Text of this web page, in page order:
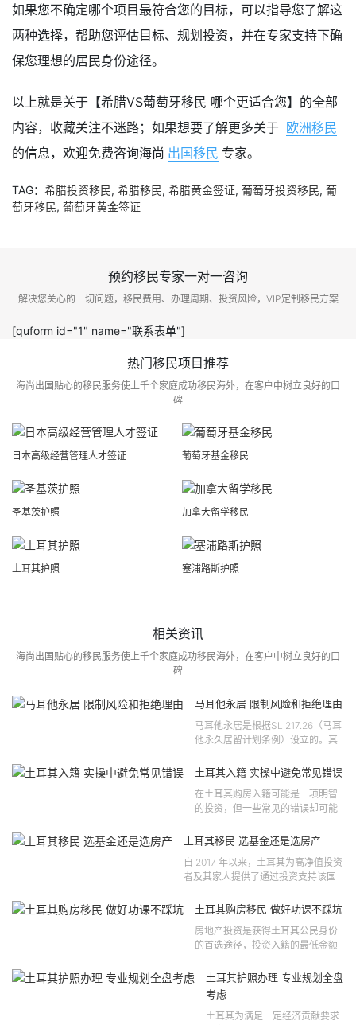
如果您不确定哪个项目最符合您的目标，可以指导您了解这
两种选择，帮助您评估目标、规划投资，并在专家支持下确
保您理想的居民身份途径。
以上就是关于【希腊VS葡萄牙移民 哪个更适合您】的全部
内容，收藏关注不迷路；如果想要了解更多关于 欧洲移民
的信息，欢迎免费咨询海尚 出国移民 专家。
TAG： 希腊投资移民, 希腊移民, 希腊黄金签证, 葡萄牙投资移民, 葡
萄牙移民, 葡萄牙黄金签证
预约移民专家一对一咨询
解决您关心的一切问题，移民费用、办理周期、投资风险，VIP定制移民方案
[quform id="1" name="联系表单"]
热门移民项目推荐
海尚出国贴心的移民服务使上千个家庭成功移民海外，在客户中树立良好的口
碑
日本高级经营管理人才签证 葡萄牙基金移民
圣基茨护照 加拿大留学移民
土耳其护照 塞浦路斯护照
相关资讯
海尚出国贴心的移民服务使上千个家庭成功移民海外，在客户中树立良好的口
碑
马耳他永居 限制风险和拒绝理由
马耳他永居是根据SL 217.26（马耳
他永久居留计划条例）设立的。其
121 号法律公告，并随后根据2024
土耳其入籍 实操中避免常见错误
在土耳其购房入籍可能是一项明智
的投资，但一些常见的错误却可能
失。许多投资者轻信营销宣传或不
土耳其移民 选基金还是选房产
自 2017 年以来，土耳其为高净值投资
者及其家人提供了通过投资支持该国
会。 该计划的一大亮点在于其涵盖广
土耳其购房移民 做好功课不踩坑
房地产投资是获得土耳其公民身份
的首选途径，投资入籍的最低金额
二手房产。这一门槛自2019年调整
以来一直未变，适用于经持牌...
土耳其护照办理 专业规划全盘
考虑
土耳其为满足一定经济贡献要求